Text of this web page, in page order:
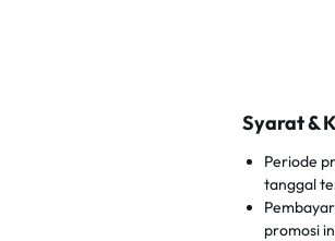
Syarat &
Periode
tanggal
promosi